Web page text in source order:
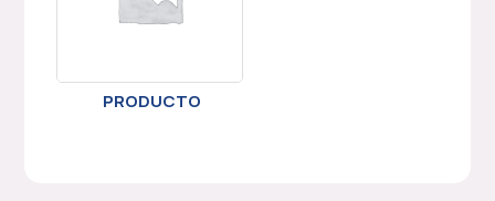
PRODUCTO